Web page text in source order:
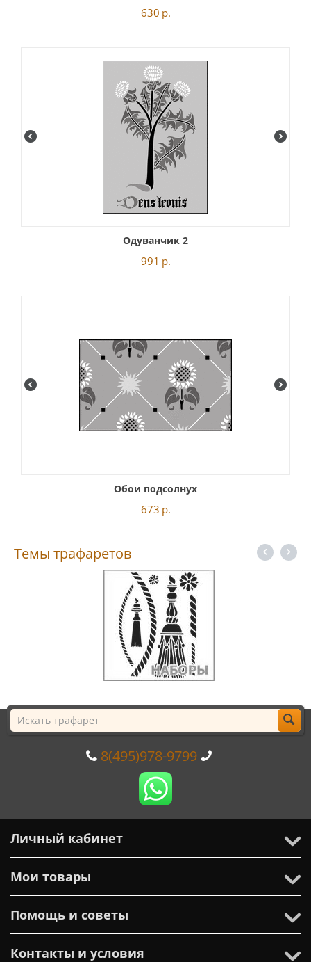
630 р.
Одуванчик 2
991 р.
Обои подсолнух
673 р.
Темы трафаретов
8(495)978-9799
Личный кабинет
Мои товары
Помощь и советы
Контакты и условия